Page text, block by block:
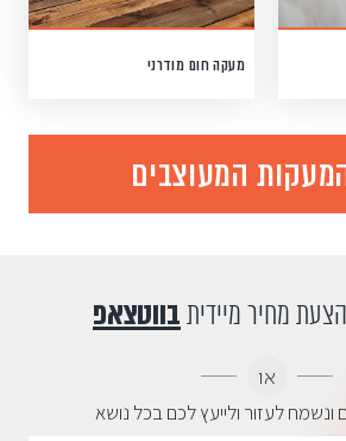
מעקה חום מודרני
המעוצבים
מחיר מיידיתבווטצאפ
או
ונשמח לעזור ולייעץ לכם בכל נושא